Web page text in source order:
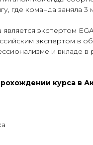
где команда заняла 3
экспертом
экспертом в
и вкладе в
курса в